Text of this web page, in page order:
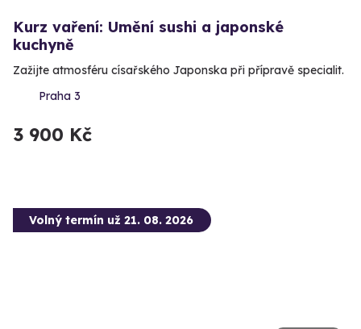
Kurz vaření: Umění sushi a japonské
kuchyně
Zažijte atmosféru císařského Japonska při přípravě specialit.
Praha 3
3 900 Kč
Volný termín už 21. 08. 2026